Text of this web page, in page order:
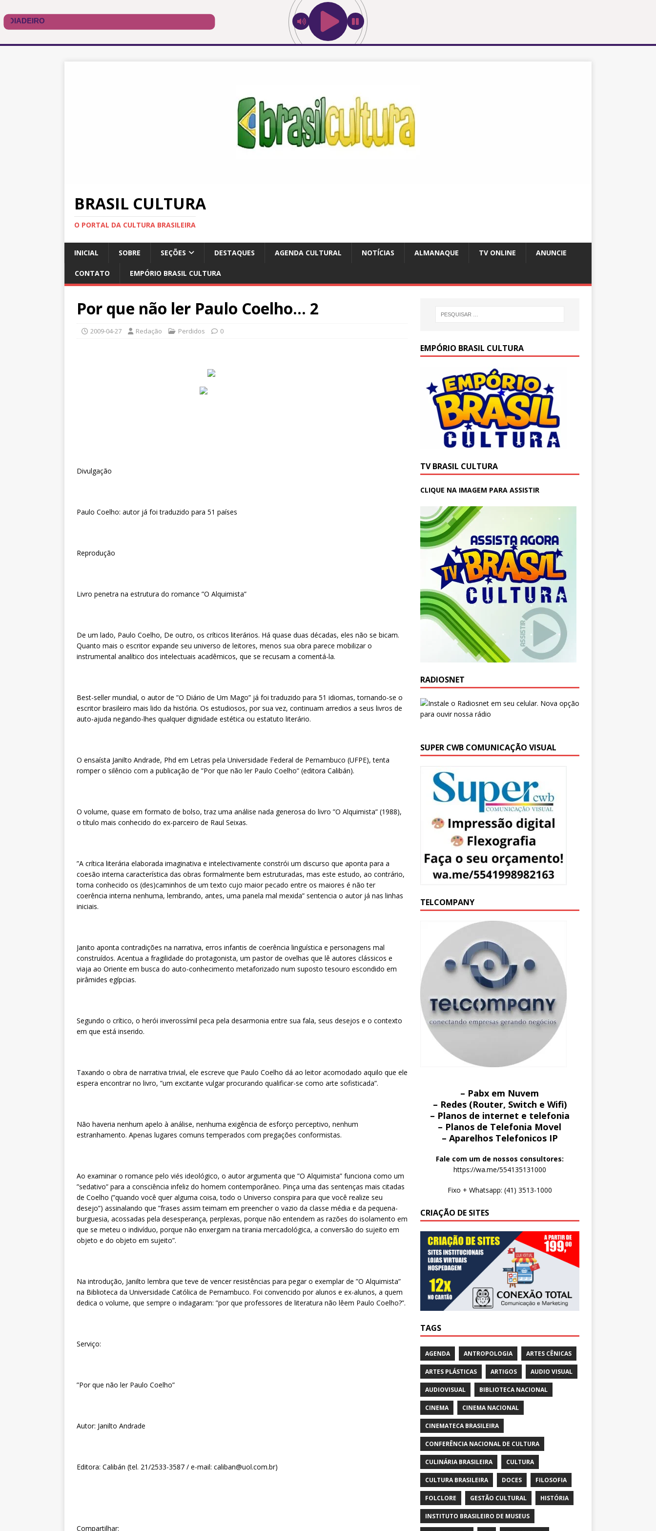
BRASIL CULTURA
O PORTAL DA CULTURA BRASILEIRA
INICIAL SOBRE SEÇÕES DESTAQUES AGENDA CULTURAL NOTÍCIAS ALMANAQUE TV ONLINE ANUNCIE
CONTATO EMPÓRIO BRASIL CULTURA
Por que não ler Paulo Coelho… 2
2009-04-27 Redação Perdidos 0
Divulgação
Paulo Coelho: autor já foi traduzido para 51 países
Reprodução
Livro penetra na estrutura do romance ”O Alquimista”
De um lado, Paulo Coelho, De outro, os críticos literários. Há quase duas décadas, eles não se bicam.
Quanto mais o escritor expande seu universo de leitores, menos sua obra parece mobilizar o
instrumental analítico dos intelectuais acadêmicos, que se recusam a comentá-la.
Best-seller mundial, o autor de ”O Diário de Um Mago” já foi traduzido para 51 idiomas, tornando-se o
escritor brasileiro mais lido da história. Os estudiosos, por sua vez, continuam arredios a seus livros de
auto-ajuda negando-lhes qualquer dignidade estética ou estatuto literário.
O ensaísta Janilto Andrade, Phd em Letras pela Universidade Federal de Pernambuco (UFPE), tenta
romper o silêncio com a publicação de ”Por que não ler Paulo Coelho” (editora Calibán).
O volume, quase em formato de bolso, traz uma análise nada generosa do livro ”O Alquimista” (1988),
o título mais conhecido do ex-parceiro de Raul Seixas.
”A crítica literária elaborada imaginativa e intelectivamente constrói um discurso que aponta para a
coesão interna característica das obras formalmente bem estruturadas, mas este estudo, ao contrário,
torna conhecido os (des)caminhos de um texto cujo maior pecado entre os maiores é não ter
coerência interna nenhuma, lembrando, antes, uma panela mal mexida” sentencia o autor já nas linhas
iniciais.
Janito aponta contradições na narrativa, erros infantis de coerência linguística e personagens mal
construídos. Acentua a fragilidade do protagonista, um pastor de ovelhas que lê autores clássicos e
viaja ao Oriente em busca do auto-conhecimento metaforizado num suposto tesouro escondido em
pirâmides egípcias.
Segundo o crítico, o herói inverossímil peca pela desarmonia entre sua fala, seus desejos e o contexto
em que está inserido.
Taxando o obra de narrativa trivial, ele escreve que Paulo Coelho dá ao leitor acomodado aquilo que ele
espera encontrar no livro, ”um excitante vulgar procurando qualificar-se como arte sofisticada”.
Não haveria nenhum apelo à análise, nenhuma exigência de esforço perceptivo, nenhum
estranhamento. Apenas lugares comuns temperados com pregações conformistas.
Ao examinar o romance pelo viés ideológico, o autor argumenta que ”O Alquimista” funciona como um
”sedativo” para a consciência infeliz do homem contemporâneo. Pinça uma das sentenças mais citadas
de Coelho (”quando você quer alguma coisa, todo o Universo conspira para que você realize seu
desejo”) assinalando que ”frases assim teimam em preencher o vazio da classe média e da pequena-
burguesia, acossadas pela desesperança, perplexas, porque não entendem as razões do isolamento em
que se meteu o indivíduo, porque não enxergam na tirania mercadológica, a conversão do sujeito em
objeto e do objeto em sujeito”.
Na introdução, Janilto lembra que teve de vencer resistências para pegar o exemplar de ”O Alquimista”
na Biblioteca da Universidade Católica de Pernambuco. Foi convencido por alunos e ex-alunos, a quem
dedica o volume, que sempre o indagaram: ”por que professores de literatura não lêem Paulo Coelho?”.
Serviço:
”Por que não ler Paulo Coelho”
Autor: Janilto Andrade
Editora: Calibán (tel. 21/2533-3587 / e-mail: caliban@uol.com.br)
Compartilhar:
EMPÓRIO BRASIL CULTURA
TV BRASIL CULTURA
CLIQUE NA IMAGEM PARA ASSISTIR
RADIOSNET
SUPER CWB COMUNICAÇÃO VISUAL
TELCOMPANY
– Pabx em Nuvem
– Redes (Router, Switch e Wifi)
– Planos de internet e telefonia
– Planos de Telefonia Movel
– Aparelhos Telefonicos IP
Fale com um de nossos consultores:
https://wa.me/554135131000
Fixo + Whatsapp: (41) 3513-1000
CRIAÇÃO DE SITES
TAGS
AGENDA ANTROPOLOGIA ARTES CÊNICAS
ARTES PLÁSTICAS ARTIGOS AUDIO VISUAL
AUDIOVISUAL BIBLIOTECA NACIONAL
CINEMA CINEMA NACIONAL
CINEMATECA BRASILEIRA
CONFERÊNCIA NACIONAL DE CULTURA
CULINÁRIA BRASILEIRA CULTURA
CULTURA BRASILEIRA DOCES FILOSOFIA
FOLCLORE GESTÃO CULTURAL HISTÓRIA
INSTITUTO BRASILEIRO DE MUSEUS